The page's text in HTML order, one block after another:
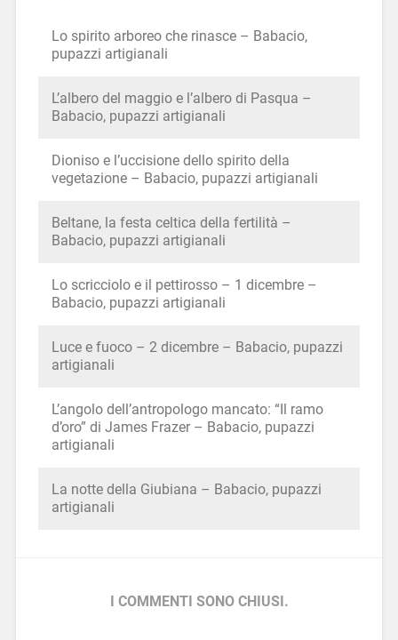
Lo spirito arboreo che rinasce – Babacio,
pupazzi artigianali
L’albero del maggio e l’albero di Pasqua –
Babacio, pupazzi artigianali
Dioniso e l’uccisione dello spirito della
vegetazione – Babacio, pupazzi artigianali
Beltane, la festa celtica della fertilità –
Babacio, pupazzi artigianali
Lo scricciolo e il pettirosso – 1 dicembre –
Babacio, pupazzi artigianali
Luce e fuoco – 2 dicembre – Babacio, pupazzi
artigianali
L’angolo dell’antropologo mancato: “Il ramo
d’oro” di James Frazer – Babacio, pupazzi
artigianali
La notte della Giubiana – Babacio, pupazzi
artigianali
I COMMENTI SONO CHIUSI.